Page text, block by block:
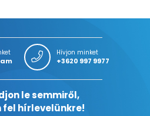
Hívjon minket
+3620 997 9977
le semmiről,
fel hírlevelünkre!